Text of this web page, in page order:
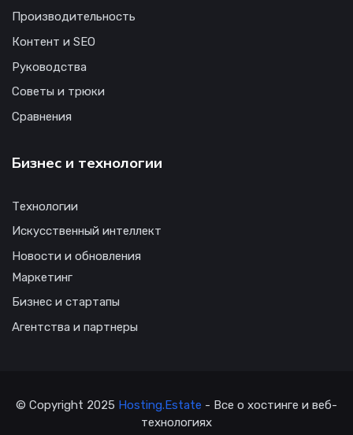
Производительность
Контент и SEO
Руководства
Советы и трюки
Сравнения
Бизнес и технологии
Технологии
Искусственный интеллект
Новости и обновления
Маркетинг
Бизнес и стартапы
Агентства и партнеры
© Copyright 2025 Hosting.Estate - Все о хостинге и веб-
технологиях